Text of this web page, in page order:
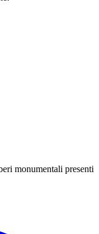
monumentali presenti